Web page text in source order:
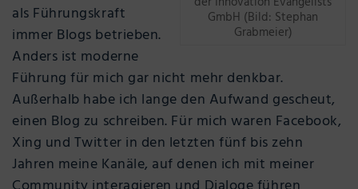
GmbH (Bild: Stephan
Grabmeier)
als Führungskraft
immer Blogs betrieben.
Anders ist moderne
Führung für mich gar nicht mehr denkbar.
Außerhalb habe ich lange den Aufwand gescheut,
einen Blog zu schreiben. Für mich waren Facebook,
Xing und Twitter in den letzten fünf bis zehn
Jahren meine Kanäle, auf denen ich mit meiner